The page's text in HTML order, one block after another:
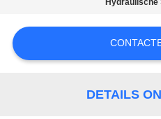
SITEMAP
Hydraulische
DETAILS